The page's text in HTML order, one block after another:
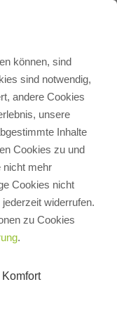
können, sind
sind notwendig,
andere Cookies
unsere
Inhalte
Cookies zu und
nicht mehr
Cookies nicht
widerrufen.
zu Cookies
.
Komfort